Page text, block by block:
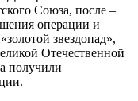
Союза, после –
операции и
звездопад»,
Отечественной
получили